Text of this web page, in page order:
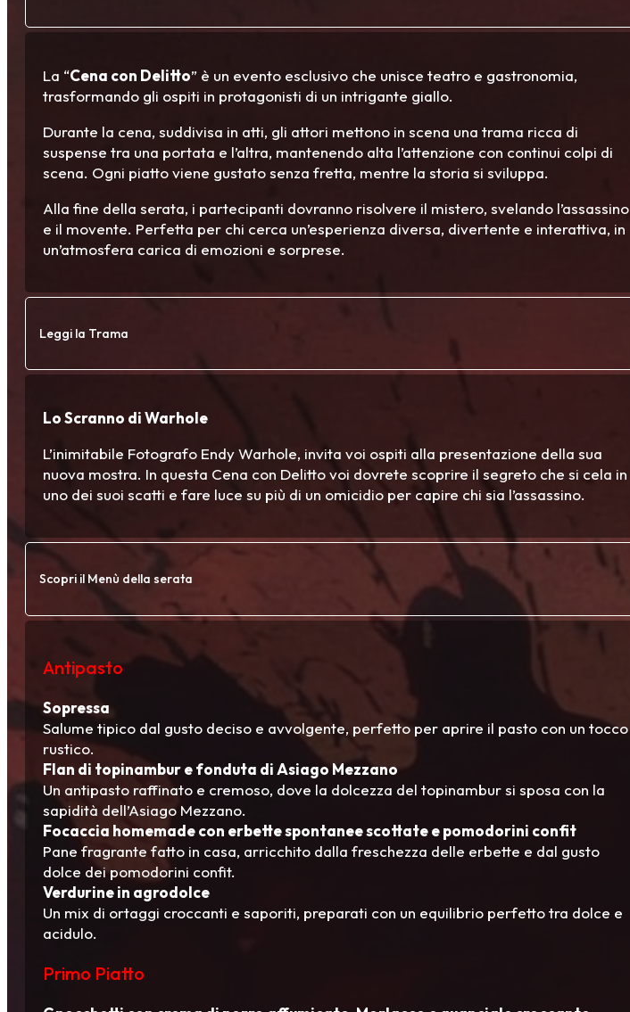
La “Cena con Delitto” è un evento esclusivo che unisce teatro e gastronomia,
trasformando gli ospiti in protagonisti di un intrigante giallo.
Durante la cena, suddivisa in atti, gli attori mettono in scena una trama ricca di
suspense tra una portata e l’altra, mantenendo alta l’attenzione con continui colpi di
scena. Ogni piatto viene gustato senza fretta, mentre la storia si sviluppa.
Alla fine della serata, i partecipanti dovranno risolvere il mistero, svelando l’assassino
e il movente. Perfetta per chi cerca un’esperienza diversa, divertente e interattiva, in
un’atmosfera carica di emozioni e sorprese.
Leggi la Trama
Lo Scranno di Warhole
L’inimitabile Fotografo Endy Warhole, invita voi ospiti alla presentazione della sua
nuova mostra. In questa Cena con Delitto voi dovrete scoprire il segreto che si cela in
uno dei suoi scatti e fare luce su più di un omicidio per capire chi sia l’assassino.
Scopri il Menù della serata
Antipasto
Sopressa
Salume tipico dal gusto deciso e avvolgente, perfetto per aprire il pasto con un tocco
rustico.
Flan di topinambur e fonduta di Asiago Mezzano
Un antipasto raffinato e cremoso, dove la dolcezza del topinambur si sposa con la
sapidità dell’Asiago Mezzano.
Focaccia homemade con erbette spontanee scottate e pomodorini confit
Pane fragrante fatto in casa, arricchito dalla freschezza delle erbette e dal gusto
dolce dei pomodorini confit.
Verdurine in agrodolce
Un mix di ortaggi croccanti e saporiti, preparati con un equilibrio perfetto tra dolce e
acidulo.
Primo Piatto